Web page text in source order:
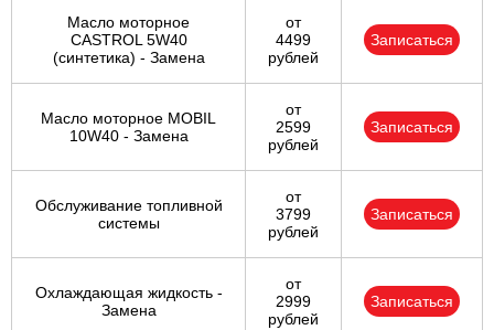
Масло моторное
CASTROL 5W40
(синтетика) - Замена
от
4499
рублей
Записаться
Масло моторное MOBIL
10W40 - Замена
от
2599
рублей
Записаться
Обслуживание топливной
системы
от
3799
рублей
Записаться
Охлаждающая жидкость -
Замена
от
2999
рублей
Записаться